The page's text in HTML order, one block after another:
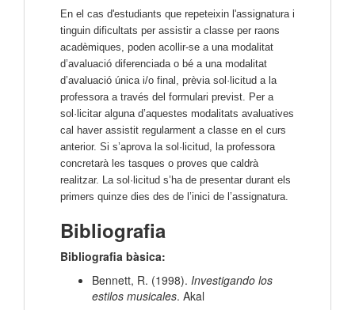
En el cas d'estudiants que repeteixin l'assignatura i
tinguin dificultats per assistir a classe per raons
acadèmiques, poden acollir-se a una modalitat
d’avaluació diferenciada o bé a una modalitat
d’avaluació única i/o final, prèvia sol·licitud a la
professora a través del formulari previst. Per a
sol·licitar alguna d’aquestes modalitats avaluatives
cal haver assistit regularment a classe en el curs
anterior. Si s’aprova la sol·licitud, la professora
concretarà les tasques o proves que caldrà
realitzar. La sol·licitud s’ha de presentar durant els
primers quinze dies des de l’inici de l’assignatura.
Bibliografia
Bibliografia bàsica:
Bennett, R. (1998). Investigando los
estilos musicales. Akal